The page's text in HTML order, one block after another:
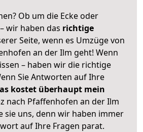
Ob um die Ecke oder
wir haben das richtige
Seite, wenn es Umzüge von
an der Ilm geht! Wenn
– haben wir die richtige
Sie Antworten auf Ihre
kostet überhaupt mein
nach Pfaffenhofen an der Ilm
sie uns, denn wir haben immer
auf Ihre Fragen parat.